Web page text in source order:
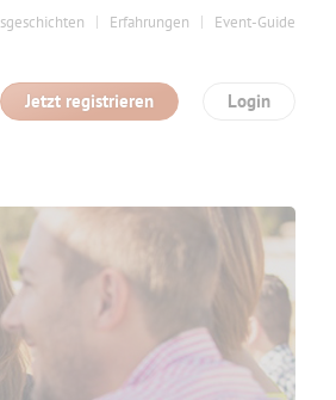
Erfahrungen Event-Guide
Login
Jetzt registrieren